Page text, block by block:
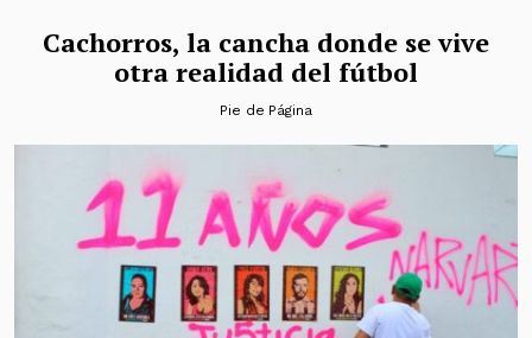
Cachorros, la cancha donde se vive
otra realidad del fútbol
Pie de Página